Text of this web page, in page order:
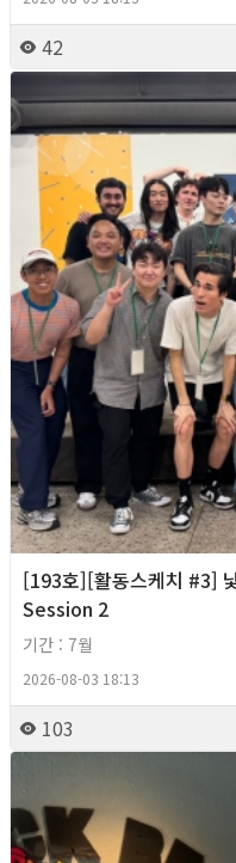
42
[193호][활동스케치 #3]
Session 2
기간 : 7월
2026-08-03 18:13
103